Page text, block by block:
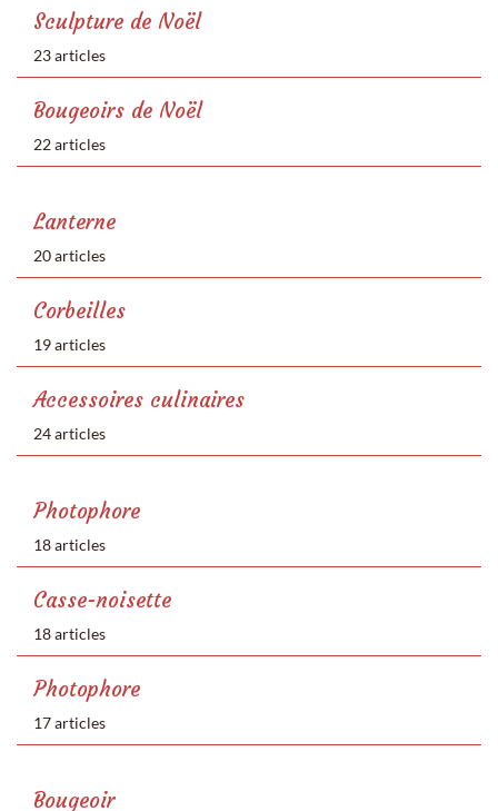
Sculpture de Noël
23 articles
Bougeoirs de Noël
22 articles
Lanterne
20 articles
Corbeilles
19 articles
Accessoires culinaires
24 articles
Photophore
18 articles
Casse-noisette
18 articles
Photophore
17 articles
Bougeoir